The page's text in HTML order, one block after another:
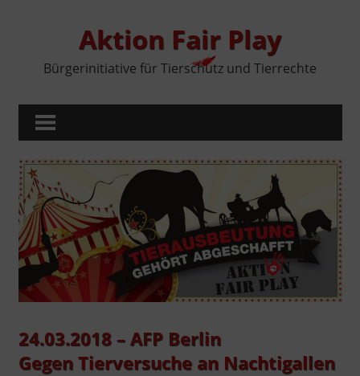
Aktion Fair Play
Bürgerinitiative für Tierschutz und Tierrechte
24.03.2018 – AFP Berlin
Gegen Tierversuche an Nachtigallen